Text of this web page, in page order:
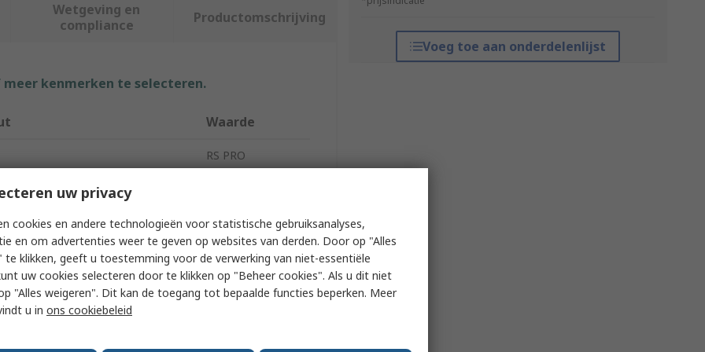
Voeg toe aan onderdelenlijst
Wetgeving en
compliance
Productomschrijving
kenmerken te selecteren.
Waarde
RS PRO
Diameter 12mm
432mm
Operating Pressure 280 bar
uw privacy
cookies en andere technologieën voor statistische gebruiksanalyses,
en om advertenties weer te geven op websites van derden. Door op "Alles
te klikken, geeft u toestemming voor de verwerking van niet-essentiële
uw cookies selecteren door te klikken op "Beheer cookies". Als u dit niet
"Alles weigeren". Dit kan de toegang tot bepaalde functies beperken. Meer
u in ons cookiebeleid